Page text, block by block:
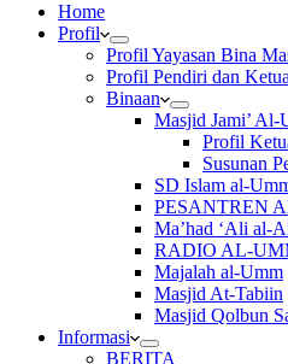
Home
Profil
Profil Yayasan Bina
Profil Pendiri dan
Binaan
Masjid Jami’ Al-
Profil
Susunan
SD Islam al-
PESANTREN
Ma’had ‘Ali al-
RADIO AL-
Majalah al-Umm
Masjid At-Tabiin
Masjid Qolbun
Informasi
BERITA